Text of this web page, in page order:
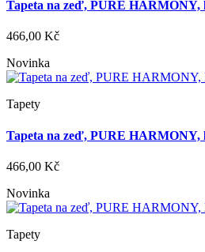
Tapeta na zeď, PURE HARMONY,
466,00 Kč
Novinka
Tapety
Tapeta na zeď, PURE HARMONY,
466,00 Kč
Novinka
Tapety